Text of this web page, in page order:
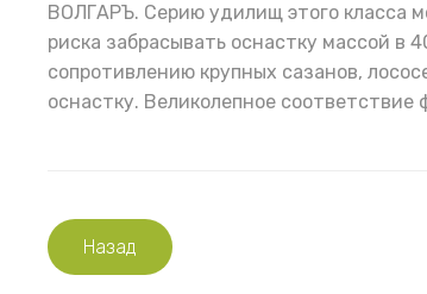
ВОЛГАРЪ. Серию удилищ этого класса
риска забрасывать оснастку массой в
сопротивлению крупных сазанов,
оснастку. Великолепное
Назад